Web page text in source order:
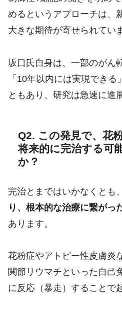
めるというアプローチは、
大きな期待が寄せられてい
坂口氏自身は、一部のがん
「10年以内には実現できる
ともあり、研究は急速に進
Q2. この発見で、花
将来的に完治する可
か？
完治とまではいかなくとも、
り、根本的な治療に繋がっ
あります。
花粉症やアトピー性皮膚炎
関節リウマチといった自己
に反応（暴走）することで